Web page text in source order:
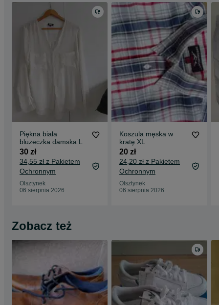
Piękna biała
bluzeczka damska L
30 zł
34,55 zł z Pakietem
Ochronnym
Olsztynek
06 sierpnia 2026
Koszula męska w
kratę XL
20 zł
24,20 zł z Pakietem
Ochronnym
Olsztynek
06 sierpnia 2026
Zobacz też